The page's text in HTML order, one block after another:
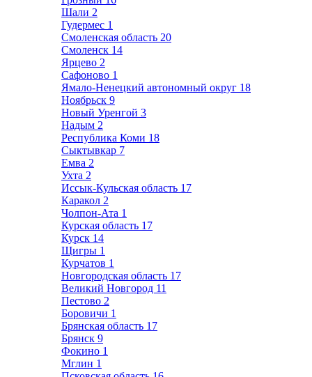
Шали 2
Гудермес 1
Смоленская область 20
Смоленск 14
Ярцево 2
Сафоново 1
Ямало-Ненецкий автономный округ 18
Ноябрьск 9
Новый Уренгой 3
Надым 2
Республика Коми 18
Сыктывкар 7
Емва 2
Ухта 2
Иссык-Кульская область 17
Каракол 2
Чолпон-Ата 1
Курская область 17
Курск 14
Щигры 1
Курчатов 1
Новгородская область 17
Великий Новгород 11
Пестово 2
Боровичи 1
Брянская область 17
Брянск 9
Фокино 1
Мглин 1